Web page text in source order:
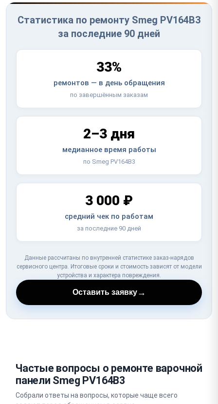
Статистика по ремонту Smeg PV164B3
за последние 90 дней
33%
ремонтов — в день обращения
по завершённым заказам
2–3 дня
медианное время работы
по Smeg PV164B3
3 000 ₽
средний чек по работам
за последние 90 дней
Данные рассчитаны по внутренней статистике заказ-нарядов
сервисного центра. Итоговые сроки и стоимость зависят от модели
устройства и характера повреждения.
Оставить заявку→
Частые вопросы о ремонте варочной
панели Smeg PV164B3
Собрали ответы на вопросы, которые чаще всего